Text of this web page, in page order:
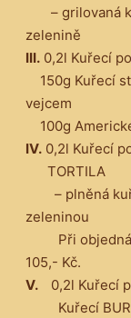
– grilovaná
zelenině
III. 0,2l Kuřecí
150g Kuřecí
vejcem
100g
IV. 0,2l Kuřecí
TORTILA
– plněná
Při
105,- Kč.
V.
0,2l Kuřecí
Kuřecí